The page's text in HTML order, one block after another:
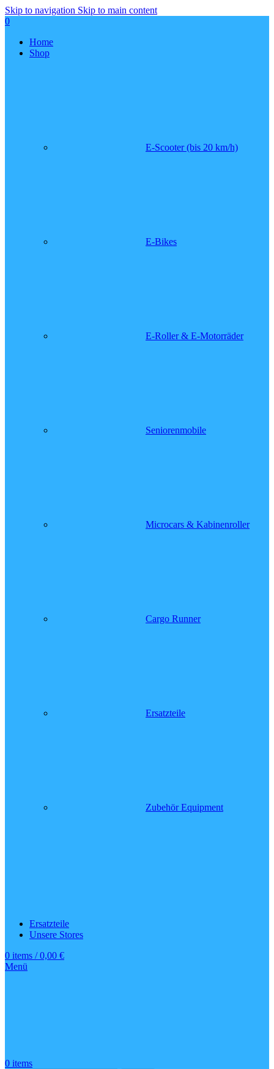
Skip to navigation Skip to main content
0
Home
Shop
E-Scooter (bis 20 km/h)
E-Bikes
E-Roller & E-Motorräder
Seniorenmobile
Microcars & Kabinenroller
Cargo Runner
Ersatzteile
Zubehör Equipment
Ersatzteile
Unsere Stores
0 items / 0,00 €
Menü
0 items